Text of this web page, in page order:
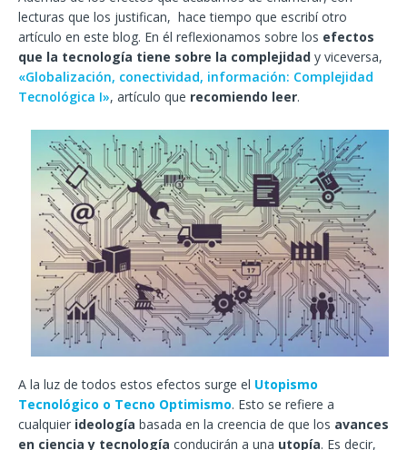
lecturas que los justifican, hace tiempo que escribí otro
artículo en este blog. En él reflexionamos sobre los efectos
que la tecnología tiene sobre la complejidad y viceversa,
«Globalización, conectividad, información: Complejidad
Tecnológica I», artículo que recomiendo leer.
A la luz de todos estos efectos surge el Utopismo
Tecnológico o Tecno Optimismo. Esto se refiere a
cualquier ideología basada en la creencia de que los avances
en ciencia y tecnología conducirán a una utopía. Es decir,